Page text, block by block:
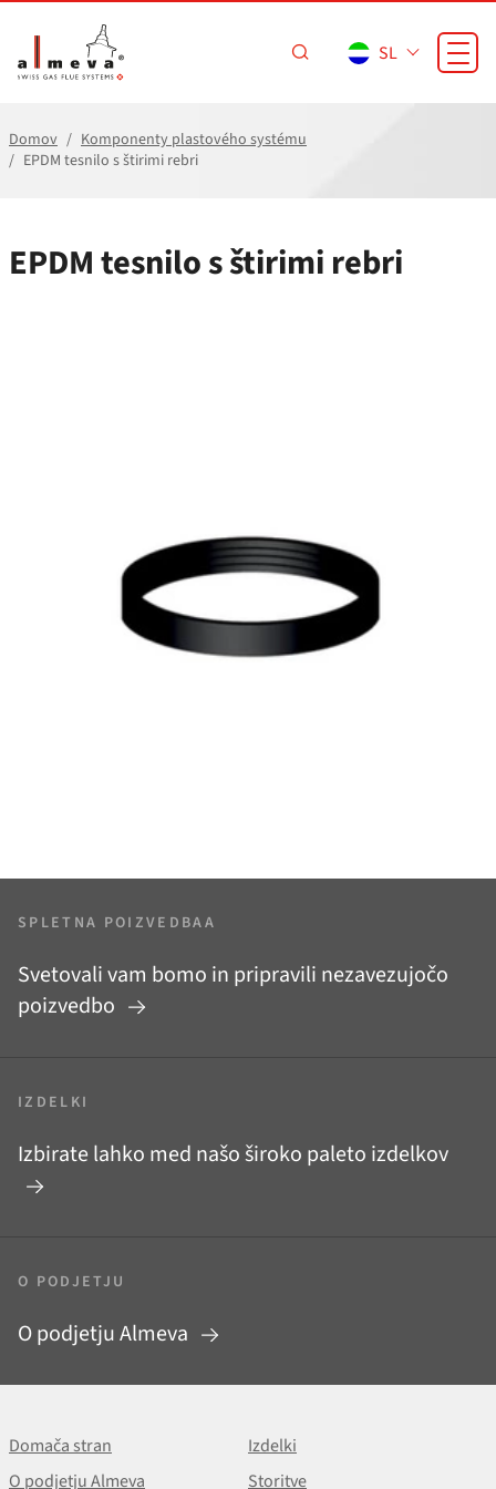
SL
Domov
Komponenty plastového systému
EPDM tesnilo s štirimi rebri
EPDM tesnilo s štirimi rebri
SPLETNA POIZVEDBAA
Svetovali vam bomo in pripravili nezavezujočo
poizvedbo
IZDELKI
Izbirate lahko med našo široko paleto izdelkov
O PODJETJU
O podjetju Almeva
Domača stran
Izdelki
O podjetju Almeva
Storitve